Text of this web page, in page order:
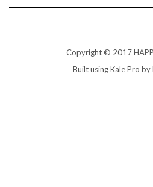
Copyright © 2017
Built usingKale Pro by